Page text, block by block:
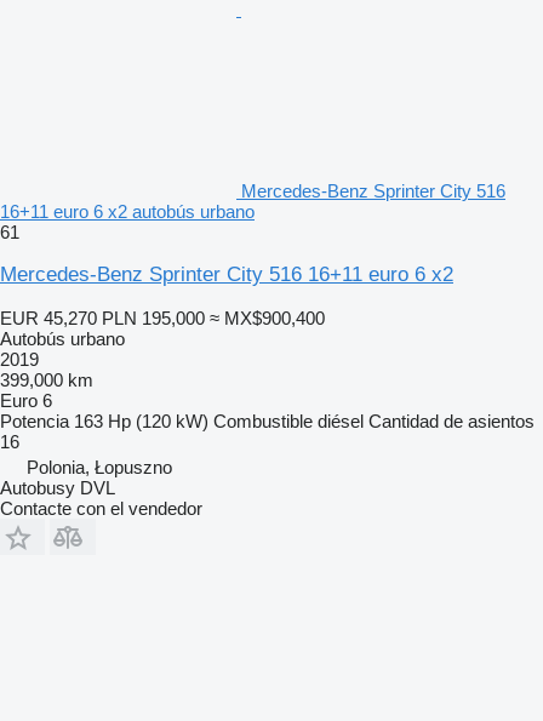
Mercedes-Benz Sprinter City 516
16+11 euro 6 x2 autobús urbano
61
Mercedes-Benz Sprinter City 516 16+11 euro 6 x2
EUR 45,270 PLN 195,000 ≈ MX$900,400
Autobús urbano
2019
399,000 km
Euro 6
Potencia 163 Hp (120 kW) Combustible diésel Cantidad de asientos
16
Polonia, Łopuszno
Autobusy DVL
Contacte con el vendedor